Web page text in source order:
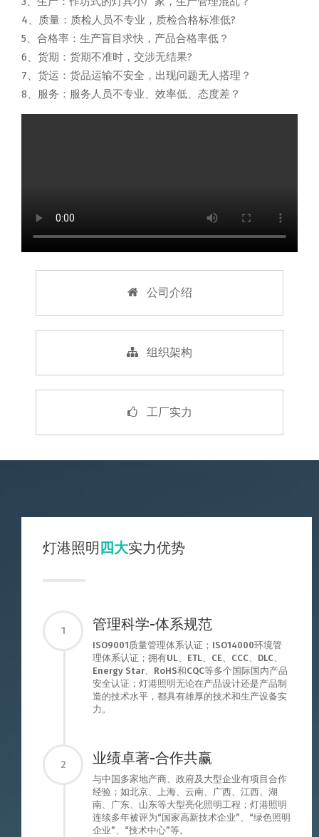
4、质量：质检人员不专业，质检合格标准低?
5、合格率：生产盲目求快，产品合格率低？
6、货期：货期不准时，交涉无结果?
7、货运：货品运输不安全，出现问题无人搭理？
8、服务：服务人员不专业、效率低、态度差？
公司介绍
组织架构
工厂实力
灯港照明四大实力优势
1 管理科学-体系规范
ISO9001质量管理体系认证；ISO14000环境管
理体系认证；拥有UL、ETL、CE、CCC、DLC、
Energy Star、RoHS和CQC等多个国际国内产品
安全认证；灯港照明无论在产品设计还是产品制
造的技术水平，都具有雄厚的技术和生产设备实
力。
2 业绩卓著-合作共赢
与中国多家地产商、政府及大型企业有项目合作
经验；如北京、上海、云南、广西、江西、湖
南、广东、山东等大型亮化照明工程；灯港照明
连续多年被评为“国家高新技术企业”、“绿色照明
企业”、“技术中心”等。